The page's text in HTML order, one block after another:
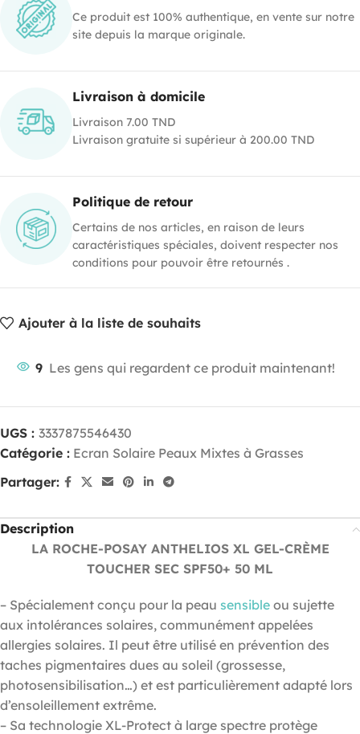
Ce produit est 100% authentique, en vente sur notre
site depuis la marque originale.
Livraison à domicile
Livraison 7.00 TND
Livraison gratuite si supérieur à 200.00 TND
Politique de retour
Certains de nos articles, en raison de leurs
caractéristiques spéciales, doivent respecter nos
conditions pour pouvoir être retournés .
Ajouter à la liste de souhaits
9 Les gens qui regardent ce produit maintenant!
UGS : 3337875546430
Catégorie : Ecran Solaire Peaux Mixtes à Grasses
Partager:
Description
LA ROCHE-POSAY ANTHELIOS XL GEL-CRÈME
TOUCHER SEC SPF50+ 50 ML
– Spécialement conçu pour la peau sensible ou sujette
aux intolérances solaires, communément appelées
allergies solaires. Il peut être utilisé en prévention des
taches pigmentaires dues au soleil (grossesse,
photosensibilisation…) et est particulièrement adapté lors
d’ensoleillement extrême.
– Sa technologie XL-Protect à large spectre protège